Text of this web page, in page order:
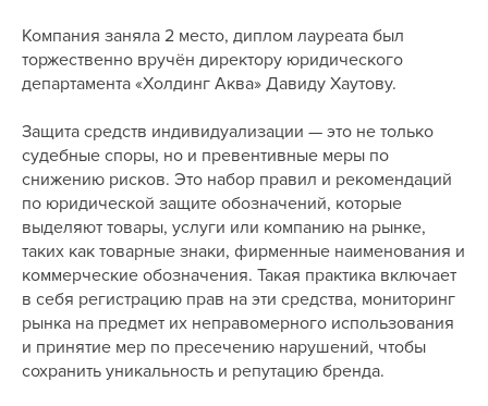
Компания заняла 2 место, диплом лауреата был
торжественно вручён директору юридического
департамента «Холдинг Аква» Давиду Хаутову.
Защита средств индивидуализации — это не только
судебные споры, но и превентивные меры по
снижению рисков. Это набор правил и рекомендаций
по юридической защите обозначений, которые
выделяют товары, услуги или компанию на рынке,
таких как товарные знаки, фирменные наименования и
коммерческие обозначения. Такая практика включает
в себя регистрацию прав на эти средства, мониторинг
рынка на предмет их неправомерного использования
и принятие мер по пресечению нарушений, чтобы
сохранить уникальность и репутацию бренда.